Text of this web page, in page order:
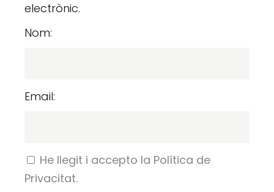
electrònic.
Nom:
Email:
He llegit i accepto la Política de
Privacitat.